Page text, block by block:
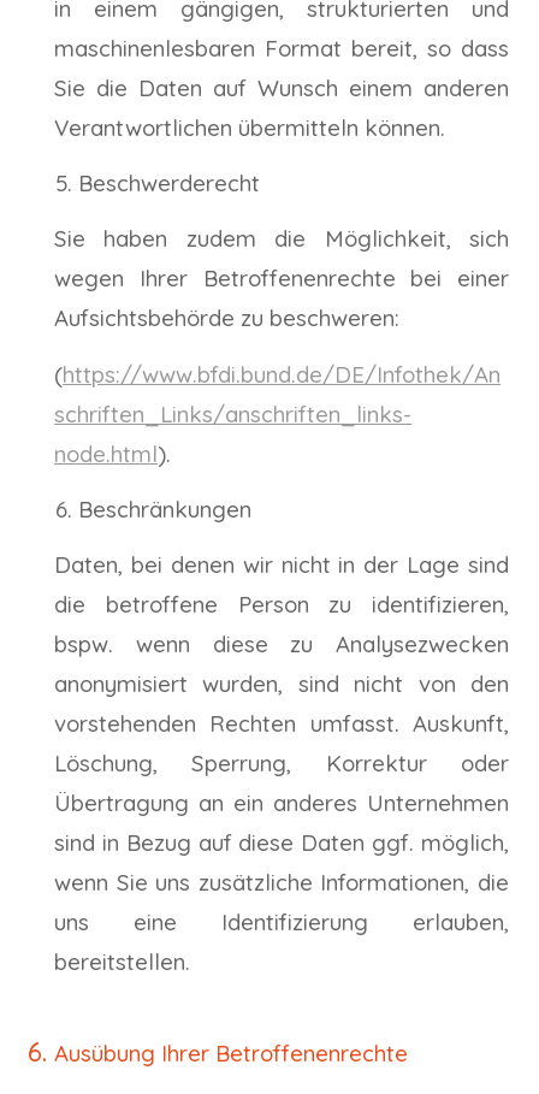
in einem gängigen, strukturierten und
maschinenlesbaren Format bereit, so dass
Sie die Daten auf Wunsch einem anderen
Verantwortlichen übermitteln können.
Beschwerderecht
Sie haben zudem die Möglichkeit, sich
wegen Ihrer Betroffenenrechte bei einer
Aufsichtsbehörde zu beschweren:
(https://www.bfdi.bund.de/DE/Infothek/An
schriften_Links/anschriften_links-
node.html).
Beschränkungen
Daten, bei denen wir nicht in der Lage sind
die betroffene Person zu identifizieren,
bspw. wenn diese zu Analysezwecken
anonymisiert wurden, sind nicht von den
vorstehenden Rechten umfasst. Auskunft,
Löschung, Sperrung, Korrektur oder
Übertragung an ein anderes Unternehmen
sind in Bezug auf diese Daten ggf. möglich,
wenn Sie uns zusätzliche Informationen, die
uns eine Identifizierung erlauben,
bereitstellen.
Ausübung Ihrer Betroffenenrechte